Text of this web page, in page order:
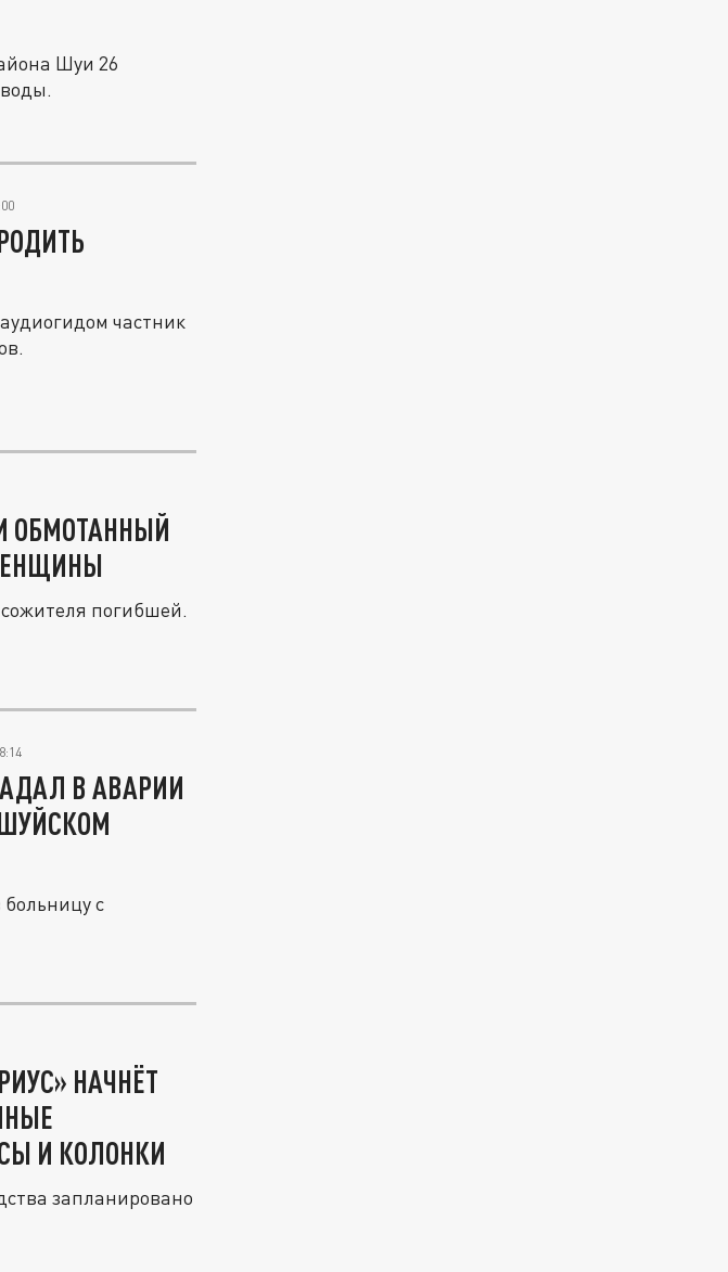
Шуи 26
частник
ОБМОТАННЫЙ
погибшей.
В АВАРИИ
с
НАЧНЁТ
И КОЛОНКИ
запланировано